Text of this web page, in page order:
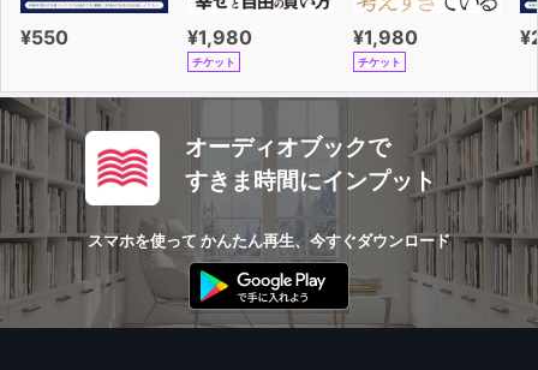
¥550 ¥1,980
チケット
¥1,980
チケット
オーディオブックで
すきま時間にインプット
スマホを使って かんたん再生、今すぐダウンロード